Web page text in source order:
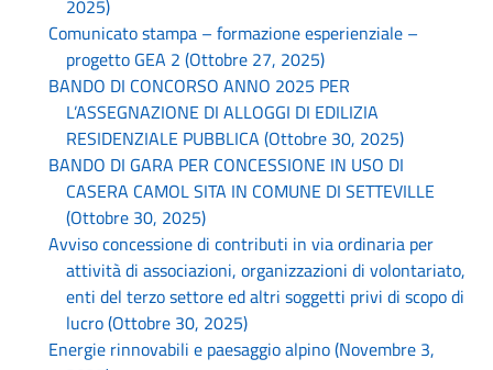
2025)
Comunicato stampa – formazione esperienziale –
progetto GEA 2 (Ottobre 27, 2025)
BANDO DI CONCORSO ANNO 2025 PER
L’ASSEGNAZIONE DI ALLOGGI DI EDILIZIA
RESIDENZIALE PUBBLICA (Ottobre 30, 2025)
BANDO DI GARA PER CONCESSIONE IN USO DI
CASERA CAMOL SITA IN COMUNE DI SETTEVILLE
(Ottobre 30, 2025)
Avviso concessione di contributi in via ordinaria per
attività di associazioni, organizzazioni di volontariato,
enti del terzo settore ed altri soggetti privi di scopo di
lucro (Ottobre 30, 2025)
Energie rinnovabili e paesaggio alpino (Novembre 3,